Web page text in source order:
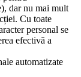
dar nu mai mult
Cu toate
personal se
efectivă a
automatizate